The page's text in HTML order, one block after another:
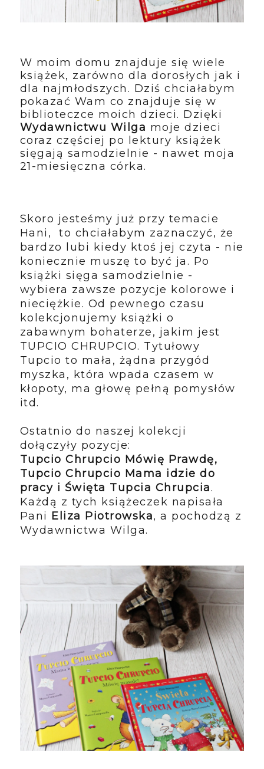
W moim domu znajduje się wiele
książek, zarówno dla dorosłych jak i
dla najmłodszych. Dziś chciałabym
pokazać Wam co znajduje się w
biblioteczce moich dzieci. Dzięki
Wydawnictwu Wilga moje dzieci
coraz częściej po lektury książek
sięgają samodzielnie - nawet moja
21-miesięczna córka.
Skoro jesteśmy już przy temacie
Hani, to chciałabym zaznaczyć, że
bardzo lubi kiedy ktoś jej czyta - nie
koniecznie muszę to być ja. Po
książki sięga samodzielnie -
wybiera zawsze pozycje kolorowe i
nieciężkie. Od pewnego czasu
kolekcjonujemy książki o
zabawnym bohaterze, jakim jest
TUPCIO CHRUPCIO. Tytułowy
Tupcio to mała, żądna przygód
myszka, która wpada czasem w
kłopoty, ma głowę pełną pomysłów
itd.
Ostatnio do naszej kolekcji
dołączyły pozycje:
Tupcio Chrupcio Mówię Prawdę,
Tupcio Chrupcio Mama idzie do
pracy i Święta Tupcia Chrupcia.
Każdą z tych książeczek napisała
Pani Eliza Piotrowska, a pochodzą z
Wydawnictwa Wilga.